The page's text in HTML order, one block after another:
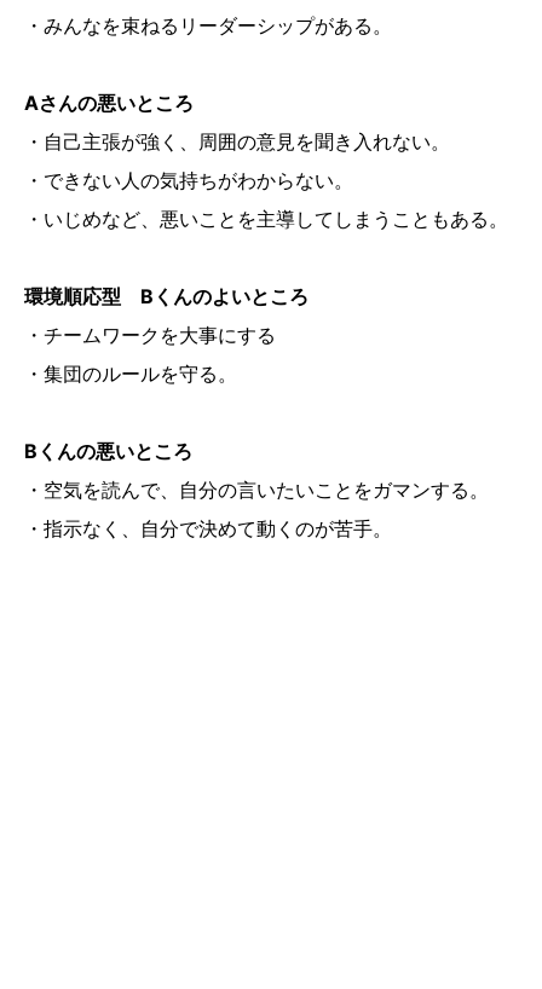
・みんなを束ねるリーダーシップがある。
Aさんの悪いところ
・自己主張が強く、周囲の意見を聞き入れない。
・できない人の気持ちがわからない。
・いじめなど、悪いことを主導してしまうこともある。
環境順応型 Bくんのよいところ
・チームワークを大事にする
・集団のルールを守る。
Bくんの悪いところ
・空気を読んで、自分の言いたいことをガマンする。
・指示なく、自分で決めて動くのが苦手。